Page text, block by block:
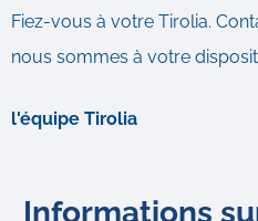
Fiez-vous à votre Tirolia.
nous sommes à votre
l'équipe Tirolia
Informations